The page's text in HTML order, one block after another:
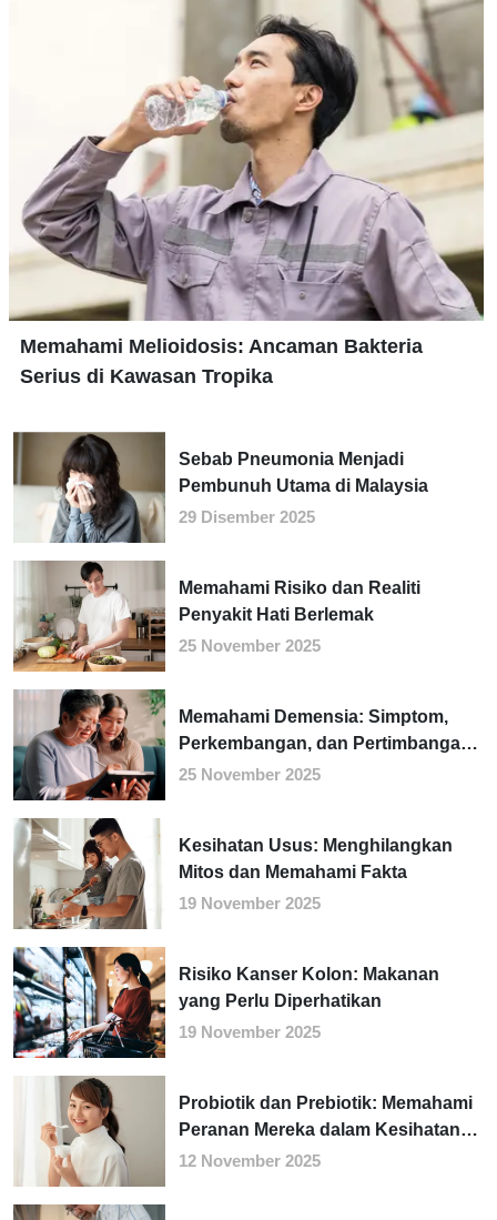
Memahami Melioidosis: Ancaman Bakteria
Serius di Kawasan Tropika
Sebab Pneumonia Menjadi
Pembunuh Utama di Malaysia
29 Disember 2025
Memahami Risiko dan Realiti
Penyakit Hati Berlemak
25 November 2025
Memahami Demensia: Simptom,
Perkembangan, dan Pertimbangan
Gaya Hidup
25 November 2025
Kesihatan Usus: Menghilangkan
Mitos dan Memahami Fakta
19 November 2025
Risiko Kanser Kolon: Makanan
yang Perlu Diperhatikan
19 November 2025
Probiotik dan Prebiotik: Memahami
Peranan Mereka dalam Kesihatan
Usus
12 November 2025